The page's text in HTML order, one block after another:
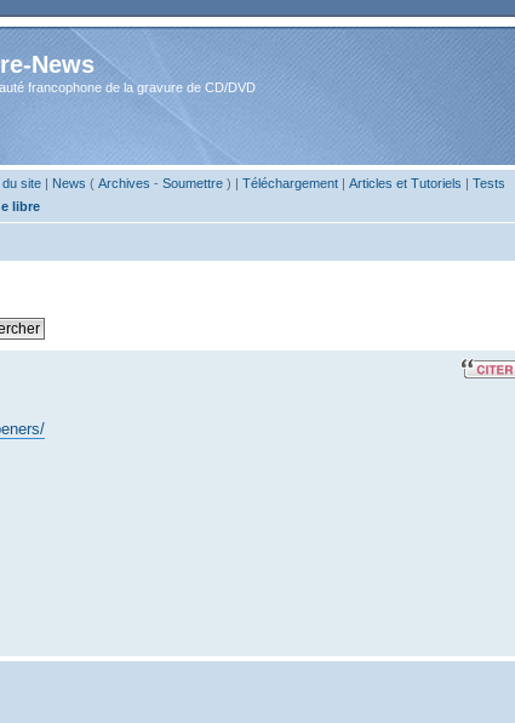
News
francophone de la gravure de CD/DVD
site| News ( Archives - Soumettre) | Téléchargement| Articles et Tutoriels | Tests
libre